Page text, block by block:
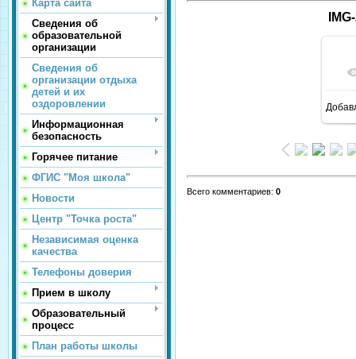
Карта сайта
Сведения об
образовательной
организации
Сведения об
организации отдыха
детей и их
оздоровлении
Информационная
безопасность
Горячее питание
ФГИС "Моя школа"
Новости
Центр "Точка роста"
Независимая оценка
качества
Телефоны доверия
Прием в школу
Образовательный
процесс
План работы школы
Всего комментариев: 0